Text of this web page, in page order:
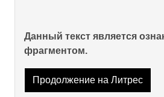
Данный текст является
фрагментом.
Продолжение на Литрес